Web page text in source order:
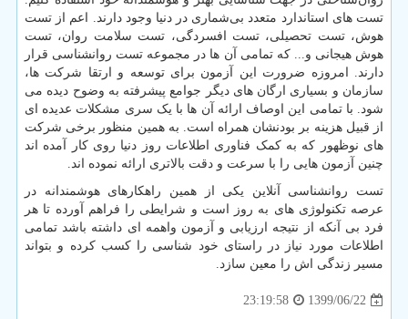
تست های استاندارد متعدد بی‌شماری در دنیا وجود دارند. اعم از تست
هوش، تست تحصیلی، تست افسردگی، تست سلامت روان، تست
هوش هیجانی و... که تمامی آن ها در مجموعه تست روانشناسی قرار
دارند. امروزه ضرورت این آزمون برای توسعه و ارتقا شرکت ها،
سازمان و بسیاری ارگان های دیگر جوامع پیشرفته به وضوح دیده می
شود. با تمامی این اوصاف ارائه آن ها با یک سری مشکلات عدیده ای
از قبیل هزینه بر بودنشان همراه است. به همین منظور برخی شرکت
های نوظهور که به کمک فناوری اطلاعات روز دنیا روی کار آمده اند
چنین آزمون هایی را با سرعت و دقت بالاتری ارائه نموده اند.
تست روانشناسی آنلاین یکی از همین راهکارهای هوشمندانه در
عرصه تکنولوژی های به روز است و شرایطی را فراهم آورده تا هر
فرد بی آنکه از نتیجه ارزیابی و آزمون واهمه ای داشته باشد تمامی
اطلاعات مورد نیاز در راستای خود شناسی را کسب کرده و بتواند
مسیر زندگی اش را معین سازد.
1399/06/22
23:19:58